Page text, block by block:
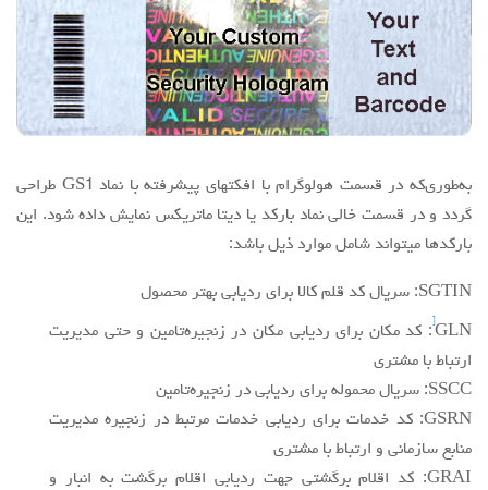
به‌طوری‌که در قسمت هولوگرام با افکتهای پیشرفته با نماد GS1 طراحی
گردد و در قسمت خالی نماد بارکد یا دیتا ماتریکس نمایش داده شود. این
بارکدها میتواند شامل موارد ذیل باشد:
SGTIN: سریال کد قلم کالا برای ردیابی بهتر محصول
GLN: کد مکان برای ردیابی مکان در زنجیره‌تامین و حتی مدیریت
ارتباط با مشتری
SSCC: سریال محموله برای ردیابی در زنجیره‌تامین
GSRN: کد خدمات برای ردیابی خدمات مرتبط در زنجیره مدیریت
منابع سازمانی و ارتباط با مشتری
GRAI: کد اقلام برگشتی جهت ردیابی اقلام برگشت به انبار و